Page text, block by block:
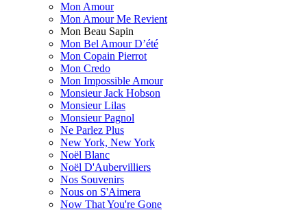
Mon Amour
Mon Amour Me Revient
Mon Beau Sapin
Mon Bel Amour D’été
Mon Copain Pierrot
Mon Credo
Mon Impossible Amour
Monsieur Jack Hobson
Monsieur Lilas
Monsieur Pagnol
Ne Parlez Plus
New York, New York
Noël Blanc
Noël D'Aubervilliers
Nos Souvenirs
Nous on S'Aimera
Now That You're Gone